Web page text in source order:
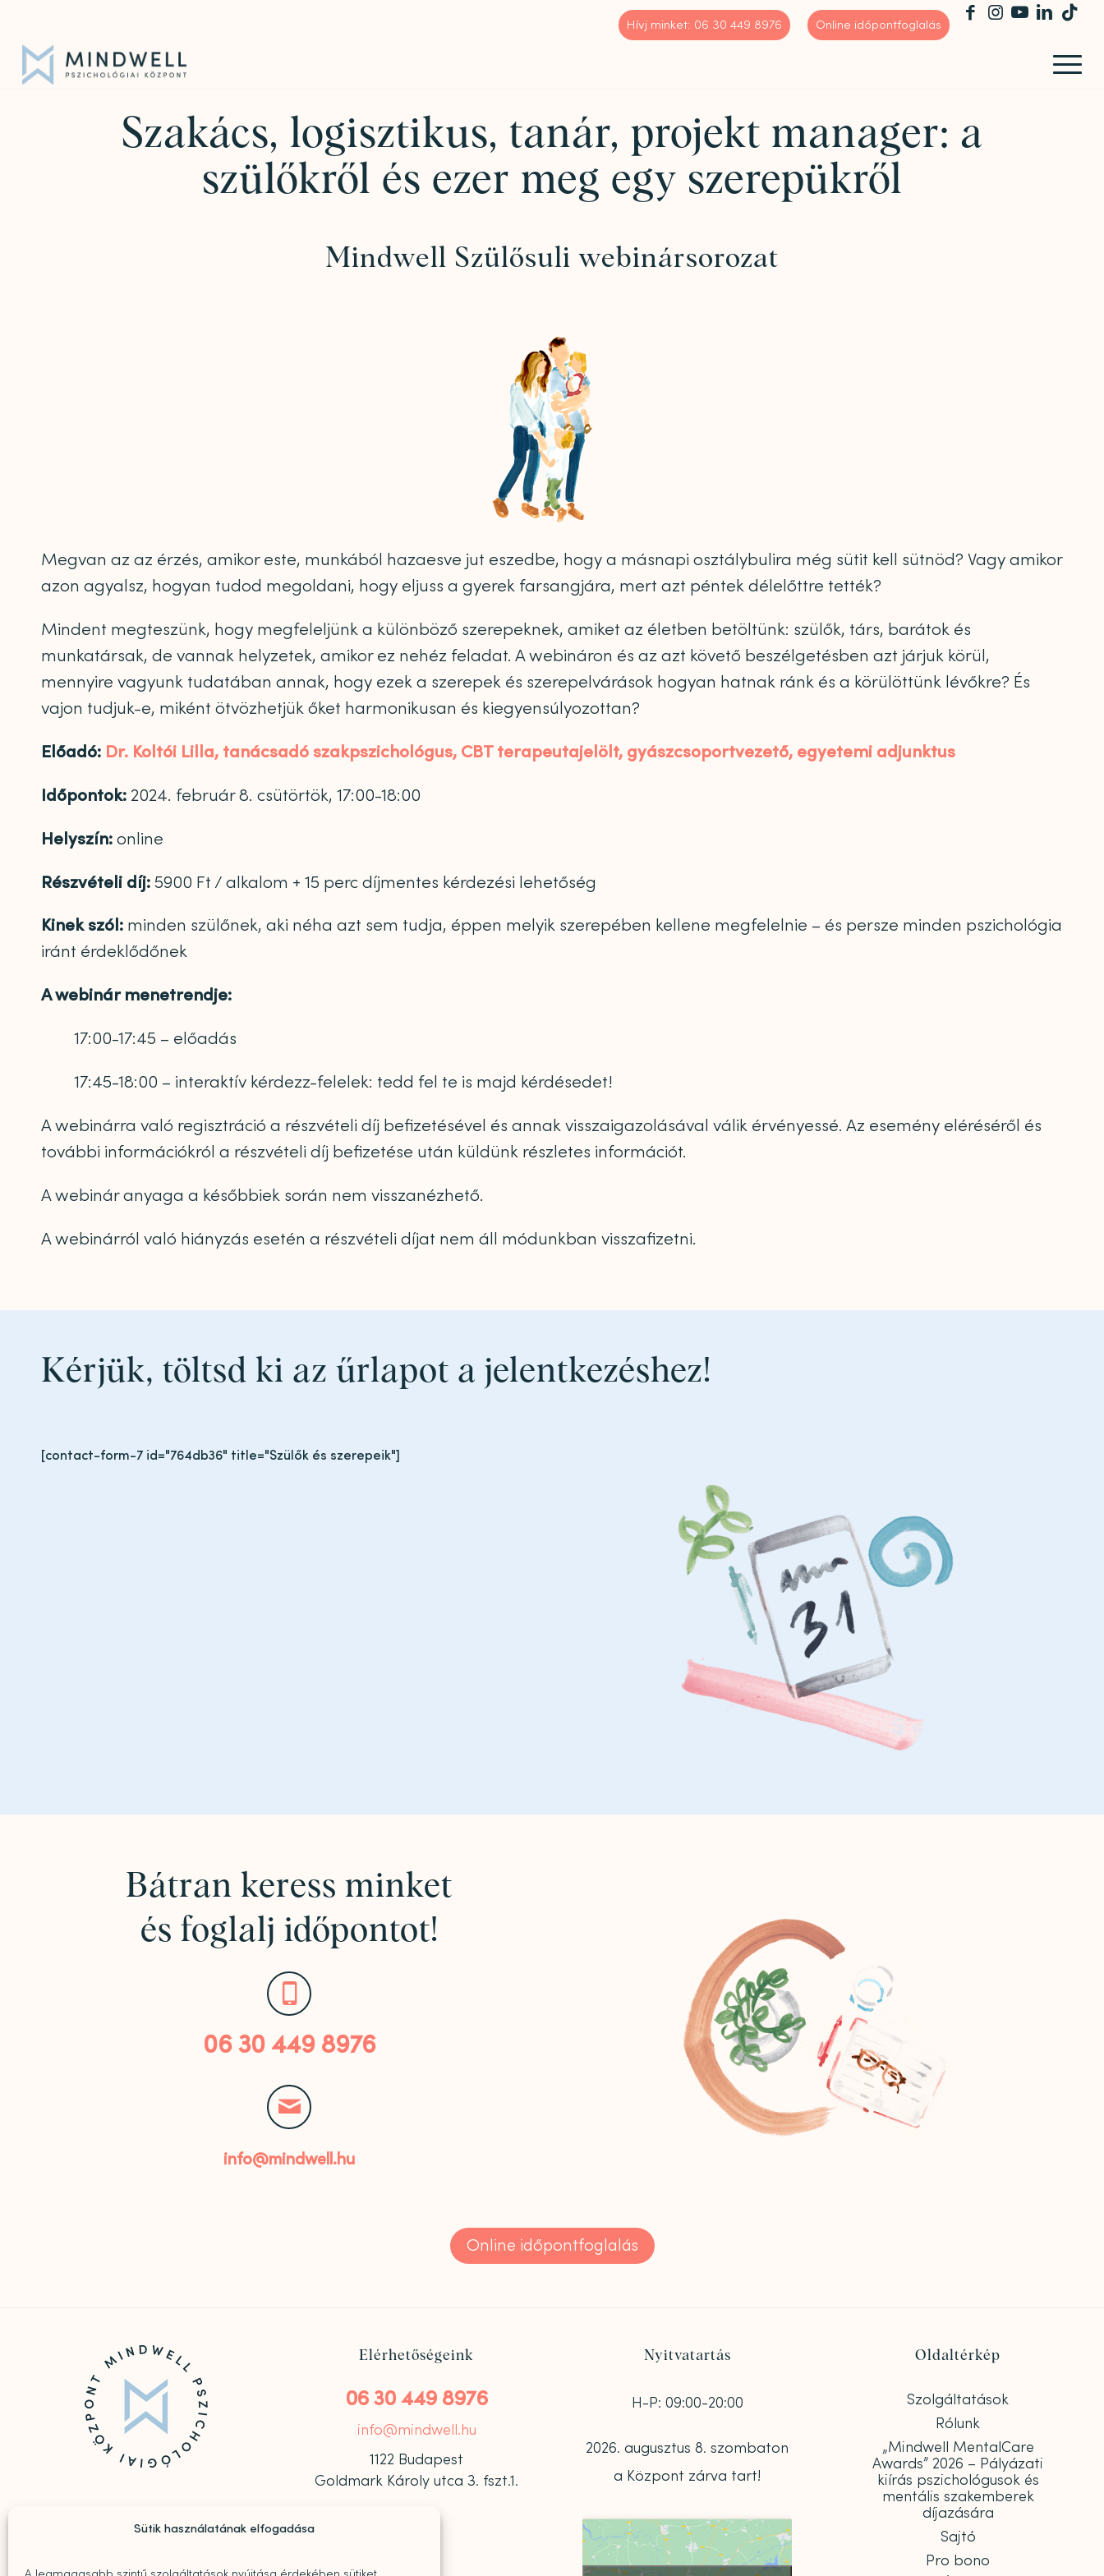
Sütik használatának elfogadása
Hívj minket: 06 30 449 8976 Online időpontfoglalás
Szakács, logisztikus, tanár, projekt manager: a
szülőkről és ezer meg egy szerepükről
Mindwell Szülősuli webinársorozat
Megvan az az érzés, amikor este, munkából hazaesve jut eszedbe, hogy a másnapi osztálybulira még sütit kell sütnöd? Vagy amikor
azon agyalsz, hogyan tudod megoldani, hogy eljuss a gyerek farsangjára, mert azt péntek délelőttre tették?
Mindent megteszünk, hogy megfeleljünk a különböző szerepeknek, amiket az életben betöltünk: szülők, társ, barátok és
munkatársak, de vannak helyzetek, amikor ez nehéz feladat. A webináron és az azt követő beszélgetésben azt járjuk körül,
mennyire vagyunk tudatában annak, hogy ezek a szerepek és szerepelvárások hogyan hatnak ránk és a körülöttünk lévőkre? És
vajon tudjuk-e, miként ötvözhetjük őket harmonikusan és kiegyensúlyozottan?
Előadó: Dr. Koltói Lilla, tanácsadó szakpszichológus, CBT terapeutajelölt, gyászcsoportvezető, egyetemi adjunktus
Időpontok: 2024. február 8. csütörtök, 17:00-18:00
Helyszín: online
Részvételi díj: 5900 Ft / alkalom + 15 perc díjmentes kérdezési lehetőség
Kinek szól: minden szülőnek, aki néha azt sem tudja, éppen melyik szerepében kellene megfelelnie – és persze minden pszichológia
iránt érdeklődőnek
A webinár menetrendje:
17:00-17:45 – előadás
17:45-18:00 – interaktív kérdezz-felelek: tedd fel te is majd kérdésedet!
A webinárra való regisztráció a részvételi díj befizetésével és annak visszaigazolásával válik érvényessé. Az esemény eléréséről és
további információkról a részvételi díj befizetése után küldünk részletes információt.
A webinár anyaga a későbbiek során nem visszanézhető.
A webinárról való hiányzás esetén a részvételi díjat nem áll módunkban visszafizetni.
Kérjük, töltsd ki az űrlapot a jelentkezéshez!
[contact-form-7 id="764db36" title="Szülők és szerepeik"]
Bátran keress minket
és foglalj időpontot!
06 30 449 8976
info@mindwell.hu
Online időpontfoglalás
 
Elérhetőségeink
06 30 449 8976
info@mindwell.hu
1122 Budapest
Goldmark Károly utca 3. fszt.1.
Nyitvatartás
H-P: 09:00-20:00
2026. augusztus 8. szombaton
a Központ zárva tart!
Oldaltérkép
Szolgáltatások
Rólunk
„Mindwell MentalCare
Awards” 2026 – Pályázati
kiírás pszichológusok és
mentális szakemberek
díjazására
Sajtó
Pro bono